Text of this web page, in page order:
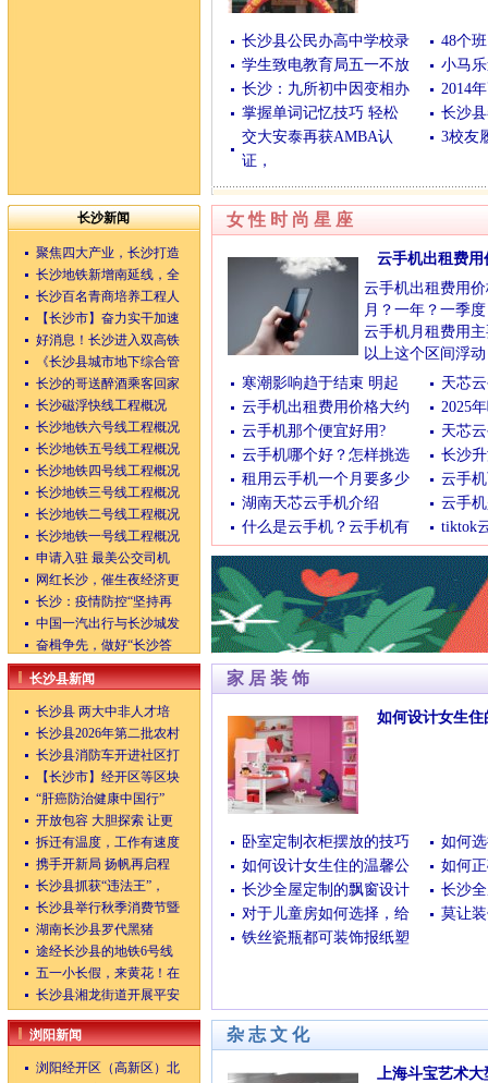
长沙县公民办高中学校录
学生致电教育局五一不放
长沙：九所初中因变相办
掌握单词记忆技巧 轻松
交大安泰再获AMBA认
证，
48个
小马
2014
长沙
3校友
湖南整形网 | 长沙美容 | 耳部整形 |
激
长沙新闻
聚焦四大产业，长沙打造
长沙地铁新增南延线，全
长沙百名青商培养工程人
【长沙市】奋力实干加速
好消息！长沙进入双高铁
《长沙县城市地下综合管
长沙的哥送醉酒乘客回家
长沙磁浮快线工程概况
长沙地铁六号线工程概况
长沙地铁五号线工程概况
长沙地铁四号线工程概况
长沙地铁三号线工程概况
长沙地铁二号线工程概况
长沙地铁一号线工程概况
申请入驻 最美公交司机
网红长沙，催生夜经济更
长沙：疫情防控“坚持再
中国一汽出行与长沙城发
奋楫争先，做好“长沙答
女性时尚星座
云手机出租费用
云手机出租费用
月？一年？一季
云手机月租费用
以上这个区间浮
和配置需求。
基础配置（12-30
(12/08/2025 16:39:01)
寒潮影响趋于结束 明起
云手机出租费用价格大约
云手机那个便宜好用?
云手机哪个好？怎样挑选
租用云手机一个月要多少
湖南天芯云手机介绍
什么是云手机？云手机有
天芯
2025
天芯
长沙
云手
云手
tiktok
长沙县新闻
长沙县 两大中非人才培
长沙县2026年第二批农村
长沙县消防车开进社区打
【长沙市】经开区等区块
“肝癌防治健康中国行”
开放包容 大胆探索 让更
拆迁有温度，工作有速度
携手开新局 扬帆再启程
长沙县抓获“违法王”，
长沙县举行秋季消费节暨
湖南长沙县罗代黑猪
途经长沙县的地铁6号线
五一小长假，来黄花！在
长沙县湘龙街道开展平安
家居装饰
如何设计女生住
卧室定制衣柜摆放的技巧
如何设计女生住的温馨公
长沙全屋定制的飘窗设计
对于儿童房如何选择，给
铁丝瓷瓶都可装饰报纸塑
如何
如何
长沙
莫让
浏阳新闻
浏阳经开区（高新区）北
杂志文化
上海斗宝艺术大